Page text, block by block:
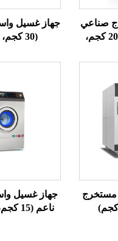
جهاز غسيل واستخراج صناعي
(30 كجم، 50 كجم)
جهاز غسيل واستخراج بمثبت
ناعم (15 كجم، 20 كجم، 25